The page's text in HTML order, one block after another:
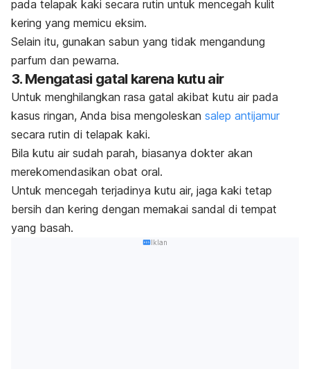
pada telapak kaki secara rutin untuk mencegah kulit
kering yang memicu eksim.
Selain itu, gunakan sabun yang tidak mengandung
parfum dan pewarna.
3. Mengatasi gatal karena kutu air
Untuk menghilangkan rasa gatal akibat kutu air pada
kasus ringan, Anda bisa mengoleskan salep antijamur
secara rutin di telapak kaki.
Bila kutu air sudah parah, biasanya dokter akan
merekomendasikan obat oral.
Untuk mencegah terjadinya kutu air, jaga kaki tetap
bersih dan kering dengan memakai sandal di tempat
yang basah.
Iklan